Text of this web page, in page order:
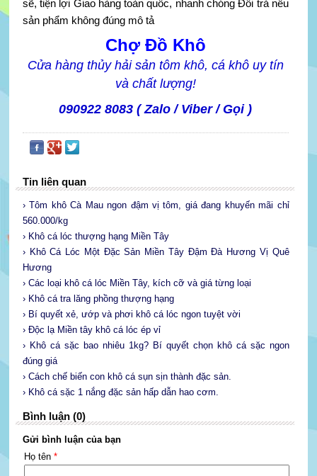
sẽ, tiện lợi Giao hàng toàn quốc, nhanh chóng Đổi trả nếu
sản phẩm không đúng mô tả
Chợ Đồ Khô
Cửa hàng thủy hải sản tôm khô, cá khô uy tín
và chất lượng!
090922 8083 ( Zalo / Viber / Gọi )
Tin liên quan
› Tôm khô Cà Mau ngon đậm vị tôm, giá đang khuyến mãi chỉ
560.000/kg
› Khô cá lóc thượng hạng Miền Tây
› Khô Cá Lóc Một Đặc Sản Miền Tây Đậm Đà Hương Vị Quê
Hương
› Các loại khô cá lóc Miền Tây, kích cỡ và giá từng loại
› Khô cá tra lăng phồng thượng hạng
› Bí quyết xẻ, ướp và phơi khô cá lóc ngon tuyệt vời
› Độc lạ Miền tây khô cá lóc ép vỉ
› Khô cá sặc bao nhiêu 1kg? Bí quyết chọn khô cá sặc ngon
đúng giá
› Cách chế biến con khô cá sụn sịn thành đặc sản.
› Khô cá sặc 1 nắng đặc sản hấp dẫn hao cơm.
Bình luận (0)
Gửi bình luận của bạn
Họ tên *